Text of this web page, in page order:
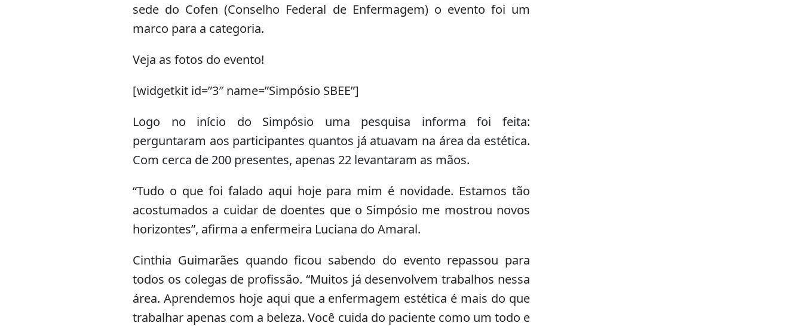
para
sede do Cofen (Conselho Federal de Enfermagem) o evento foi um
marco para a categoria.
Veja as fotos do evento!
[widgetkit id=”3″ name=”Simpósio SBEE”]
Logo no início do Simpósio uma pesquisa informa foi feita:
perguntaram aos participantes quantos já atuavam na área da estética.
Com cerca de 200 presentes, apenas 22 levantaram as mãos.
“Tudo o que foi falado aqui hoje para mim é novidade. Estamos tão
acostumados a cuidar de doentes que o Simpósio me mostrou novos
horizontes”, afirma a enfermeira Luciana do Amaral.
Cinthia Guimarães quando ficou sabendo do evento repassou para
todos os colegas de profissão. “Muitos já desenvolvem trabalhos nessa
área. Aprendemos hoje aqui que a enfermagem estética é mais do que
trabalhar apenas com a beleza. Você cuida do paciente como um todo e